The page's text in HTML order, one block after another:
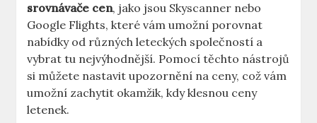
srovnávače cen, jako jsou Skyscanner nebo
Google Flights, které vám umožní porovnat
nabídky od různých leteckých společností a
vybrat tu nejvýhodnější. Pomocí těchto nástrojů
si můžete nastavit upozornění na ceny, což vám
umožní zachytit okamžik, kdy klesnou ceny
letenek.